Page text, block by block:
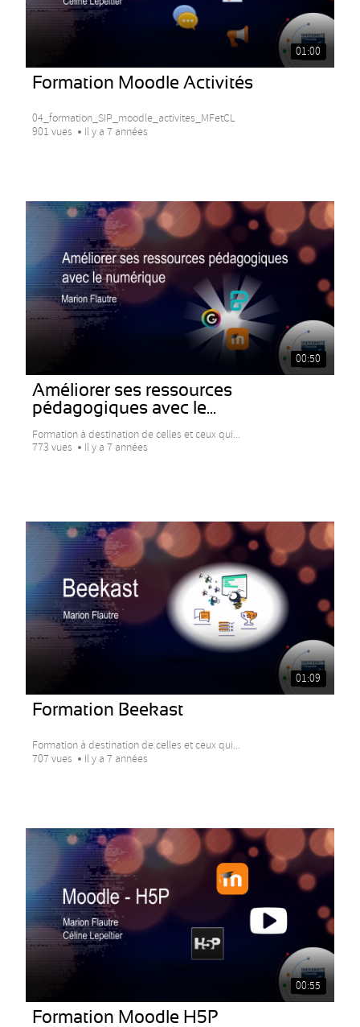
01:00
Formation Moodle Activités
04_formation_SIP_moodle_activites_MFetCL
901 vues
Il y a 7 années
00:50
Améliorer ses ressources
pédagogiques avec le...
Formation à destination de celles et ceux qui...
773 vues
Il y a 7 années
01:09
Formation Beekast
Formation à destination de celles et ceux qui...
707 vues
Il y a 7 années
00:55
Formation Moodle H5P